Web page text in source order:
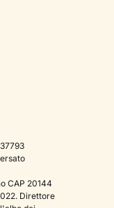
CAP 20144
Direttore